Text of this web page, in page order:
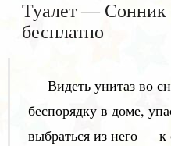
Туалет — Сонник
бесплатно
Видеть унитаз во
беспорядку в доме,
выбраться из него — к